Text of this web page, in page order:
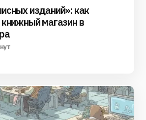
изданий»: как
магазин в